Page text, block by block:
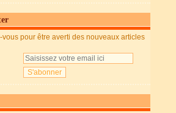
vous pour être averti des nouveaux articles